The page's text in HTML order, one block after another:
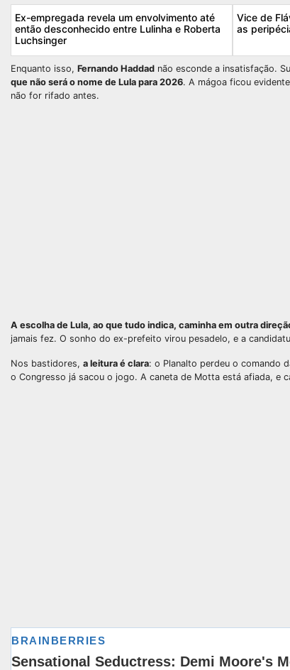
Ex-empregada revela um envolvimento até
então desconhecido entre Lulinha e Roberta
Luchsinger
Vice de
as
Enquanto isso, Fernando Haddad não esconde a insatisfação.
que não será o nome de Lula para 2026. A mágoa ficou
não for rifado antes.
A escolha de Lula, ao que tudo indica, caminha em outra
jamais fez. O sonho do ex-prefeito virou pesadelo, e a
Nos bastidores, a leitura é clara: o Planalto perdeu o comando
o Congresso já sacou o jogo. A caneta de Motta está afiada, e